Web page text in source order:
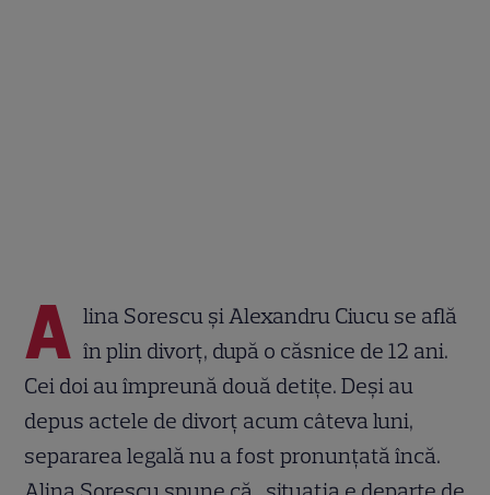
A lina Sorescu și Alexandru Ciucu se află
în plin divorț, după o căsnice de 12 ani.
Cei doi au împreună două detițe. Deși au
depus actele de divorț acum câteva luni,
separarea legală nu a fost pronunțată încă.